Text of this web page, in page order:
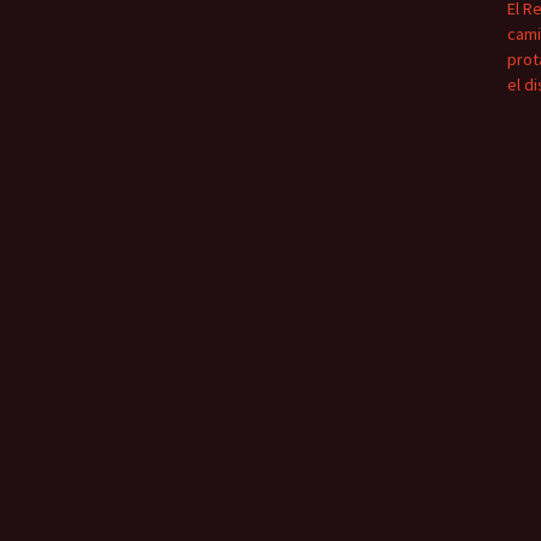
El
el